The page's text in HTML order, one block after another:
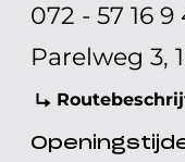
072 - 57 16 9
Parelweg 3,